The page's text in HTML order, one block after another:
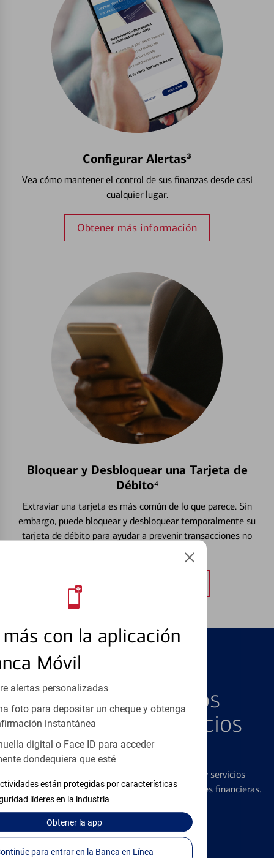
con la aplicación
Móvil
alertas personalizadas
foto para depositar un cheque y obtenga
instantánea
digital o Face ID para acceder
dondequiera que esté
están protegidas por características
líderes en la industria
Obtenerla app
Continúe para entrar en la Banca en Línea
Configurar Alertas³
Vea cómo mantener el control de sus finanzas desde casi
cualquier lugar.
Obtener más información
Bloquear y Desbloquear una Tarjeta de
Débito⁴
Extraviar una tarjeta es más común de lo que parece. Sin
embargo, puede bloquear y desbloquear temporalmente su
tarjeta de débito para ayudar a prevenir transacciones no
Obtener más información
Explore Nuestros
Productos y Servicios
Destacados
Ofrecemos una amplia gama de productos y servicios
diseñados para ayudar con todas sus necesidades financieras.